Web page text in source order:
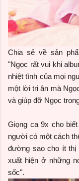
Chia sẻ về sản
"Ngọc rất vui khi
nhiệt tình của mọi
một lời tri ân mà
và giúp đỡ Ngọc
Giọng ca 9x cho
người có một cách
đường sao cho ít thị
xuất hiện ở những
sốc".